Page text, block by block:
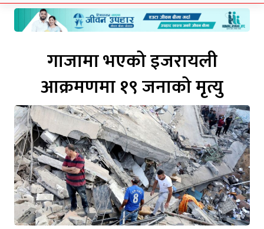
गाजामा भएको इजरायली
आक्रमणमा १९ जनाको मृत्यु